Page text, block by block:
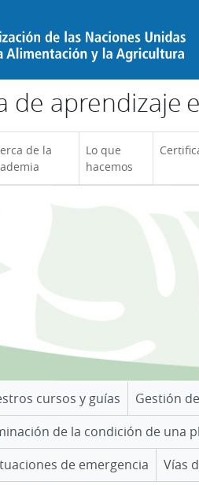
de aprendizaje
de la
Lo que
hacemos
cursos y guías Gestión
de la condición de una
de emergencia
Vías